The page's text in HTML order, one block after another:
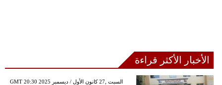
الأخبار الأكثر قراءة
GMT 20:30 2025 السبت ,27 كانون الأول / ديسمبر